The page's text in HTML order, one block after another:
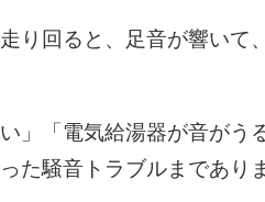
り回ると、足音が響いて
い」「電気給湯器が音が
た騒音トラブルまであり